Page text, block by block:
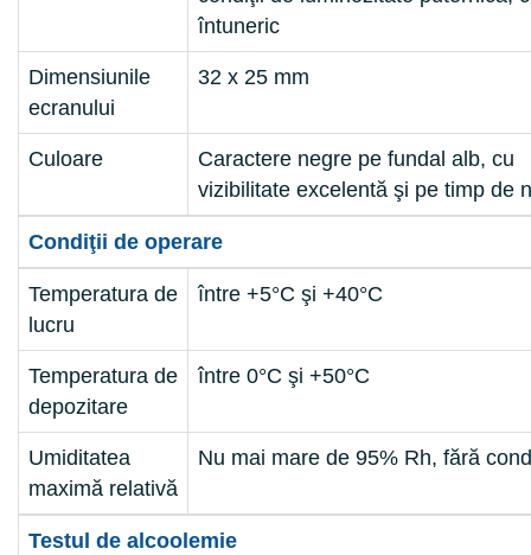
întuneric
Dimensiunile
ecranului
32 x 25 mm
Culoare
Caractere negre pe fundal alb, cu
vizibilitate excelentă şi pe timp de
Condiţii de operare
Temperatura de
lucru
între +5°C şi +40°C
Temperatura de
depozitare
între 0°C şi +50°C
Umiditatea
maximă relativă
Nu mai mare de 95% Rh, fără
Testul de alcoolemie